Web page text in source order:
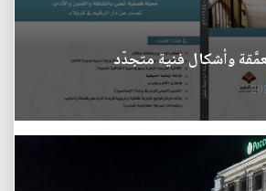
وأشكال فنية متجدّد